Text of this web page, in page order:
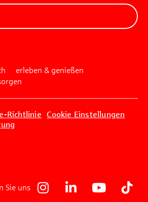
erleben & genießen
Richtlinie
Cookie Einstellungen
Sie uns